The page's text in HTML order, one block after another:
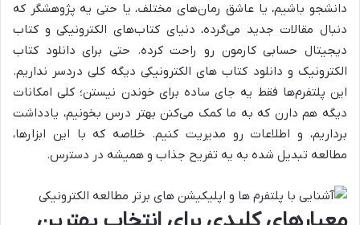
دانشجو باشیم، یا عاشق رمان‌های مختلف، یا حتی یه پژوهشگر که
دنبال مقالات جدید می‌گرده، دنیای کتاب‌های الکترونیکی و کتاب
دیجیتال حسابی کارمون رو راحت کرده. حتی برای دانلود کتاب
الکترونیک و دانلود کتاب های الکترونیکی دیگه کلی دردسر نداریم.
این پلتفرم‌ها فقط یه جای ساده برای خوندن نیستن؛ کلی امکانات
دیگه هم دارن که به ما کمک می‌کنن بهتر درس بخونیم، یادداشت
برداریم، و اطلاعات رو مدیریت کنیم. خلاصه که با این ابزارها،
مطالعه تبدیل شده به یه تفریح جذاب و همیشه در دسترس.